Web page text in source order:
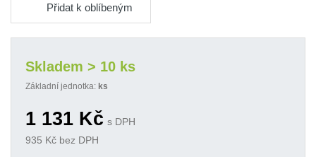
Přidat k oblíbeným
Skladem > 10 ks
Základní jednotka: ks
1 131 Kč s DPH
935 Kč bez DPH